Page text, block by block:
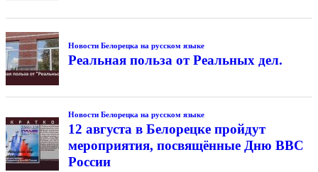
Новости Белорецка на русском языке
Реальная польза от Реальных дел.
Новости Белорецка на русском языке
12 августа в Белорецке пройдут
мероприятия, посвящённые Дню ВВС
России